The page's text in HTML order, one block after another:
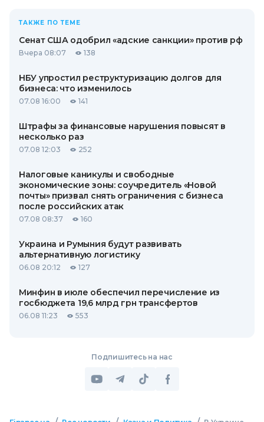
ТАКЖЕ ПО ТЕМЕ
Сенат США одобрил «адские санкции» против рф
Вчера 08:07 138
НБУ упростил реструктуризацию долгов для
бизнеса: что изменилось
07.08 16:00 141
Штрафы за финансовые нарушения повысят в
несколько раз
07.08 12:03 252
Налоговые каникулы и свободные
экономические зоны: соучредитель «Новой
почты» призвал снять ограничения с бизнеса
после российских атак
07.08 08:37 160
Украина и Румыния будут развивать
альтернативную логистику
06.08 20:12 127
Минфин в июле обеспечил перечисление из
госбюджета 19,6 млрд грн трансфертов
06.08 11:23 553
Подпишитесь на нас